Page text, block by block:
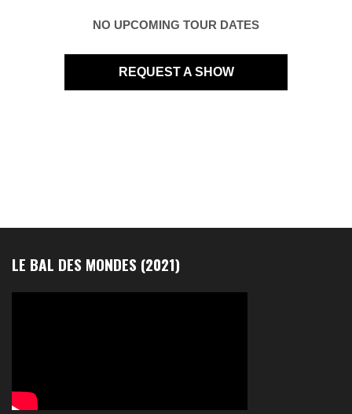
NO UPCOMING TOUR DATES
REQUEST A SHOW
LE BAL DES MONDES (2021)